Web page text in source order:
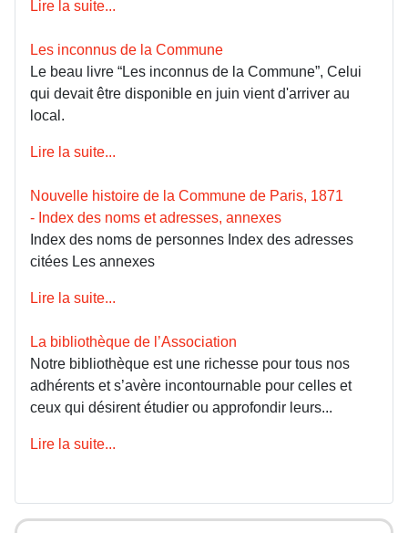
Lire la suite...
Les inconnus de la Commune
Le beau livre “Les inconnus de la Commune”, Celui
qui devait être disponible en juin vient d'arriver au
local.
Lire la suite...
Nouvelle histoire de la Commune de Paris, 1871
- Index des noms et adresses, annexes
Index des noms de personnes Index des adresses
citées Les annexes
Lire la suite...
La bibliothèque de l’Association
Notre bibliothèque est une richesse pour tous nos
adhérents et s’avère incontournable pour celles et
ceux qui désirent étudier ou approfondir leurs...
Lire la suite...